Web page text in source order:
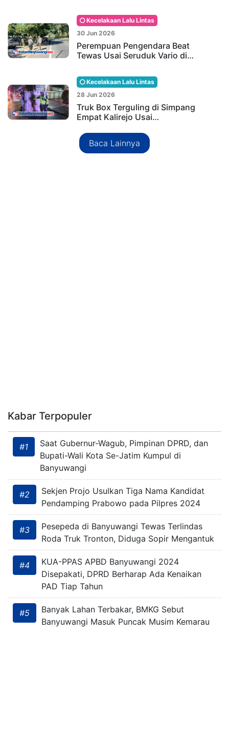
Kecelakaan Lalu Lintas
30 Jun 2026
Perempuan Pengendara Beat
Tewas Usai Seruduk Vario di…
Kecelakaan Lalu Lintas
28 Jun 2026
Truk Box Terguling di Simpang
Empat Kalirejo Usai…
Baca Lainnya
Kabar Terpopuler
#1
Saat Gubernur-Wagub, Pimpinan DPRD, dan
Bupati-Wali Kota Se-Jatim Kumpul di
Banyuwangi
#2
Sekjen Projo Usulkan Tiga Nama Kandidat
Pendamping Prabowo pada Pilpres 2024
#3
Pesepeda di Banyuwangi Tewas Terlindas
Roda Truk Tronton, Diduga Sopir Mengantuk
#4
KUA-PPAS APBD Banyuwangi 2024
Disepakati, DPRD Berharap Ada Kenaikan
PAD Tiap Tahun
#5
Banyak Lahan Terbakar, BMKG Sebut
Banyuwangi Masuk Puncak Musim Kemarau